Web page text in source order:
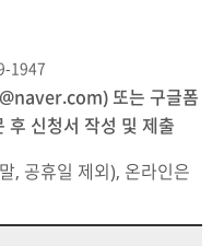
1947
또는 구글폼
후 신청서 작성 및 제출
, 공휴일 제외), 온라인은